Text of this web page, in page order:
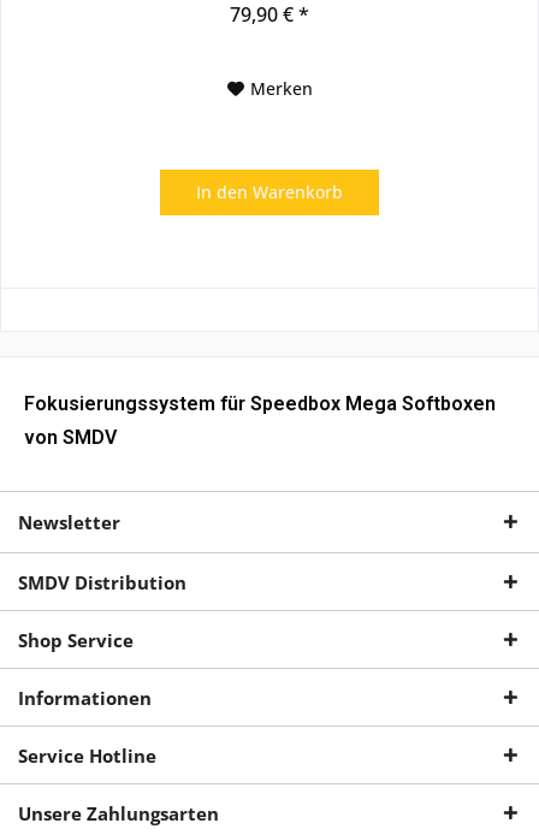
79,90 € *
Merken
In den Warenkorb
Fokusierungssystem für Speedbox Mega Softboxen
von SMDV
Newsletter
SMDV Distribution
Shop Service
Informationen
Service Hotline
Unsere Zahlungsarten